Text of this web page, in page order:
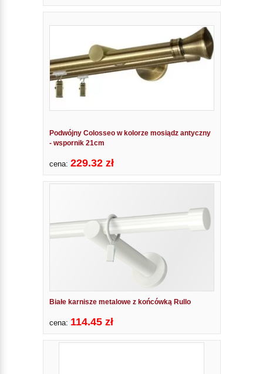
Podwójny Colosseo w kolorze mosiądz antyczny
- wspornik 21cm
cena: 229.32 zł
Białe karnisze metalowe z końcówką Rullo
cena: 114.45 zł